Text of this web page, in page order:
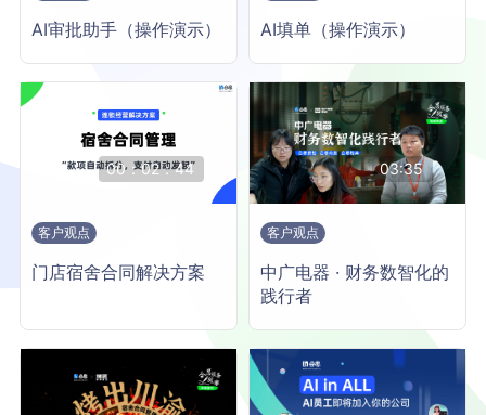
AI审批助手（操作演示） AI填单（操作演示）
00：02：44
客户观点
门店宿舍合同解决方案
03:35
客户观点
中广电器 · 财务数智化的
践行者